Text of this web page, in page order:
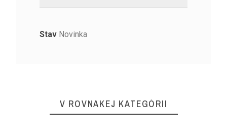
Stav Novinka
V ROVNAKEJ KATEGÓRII